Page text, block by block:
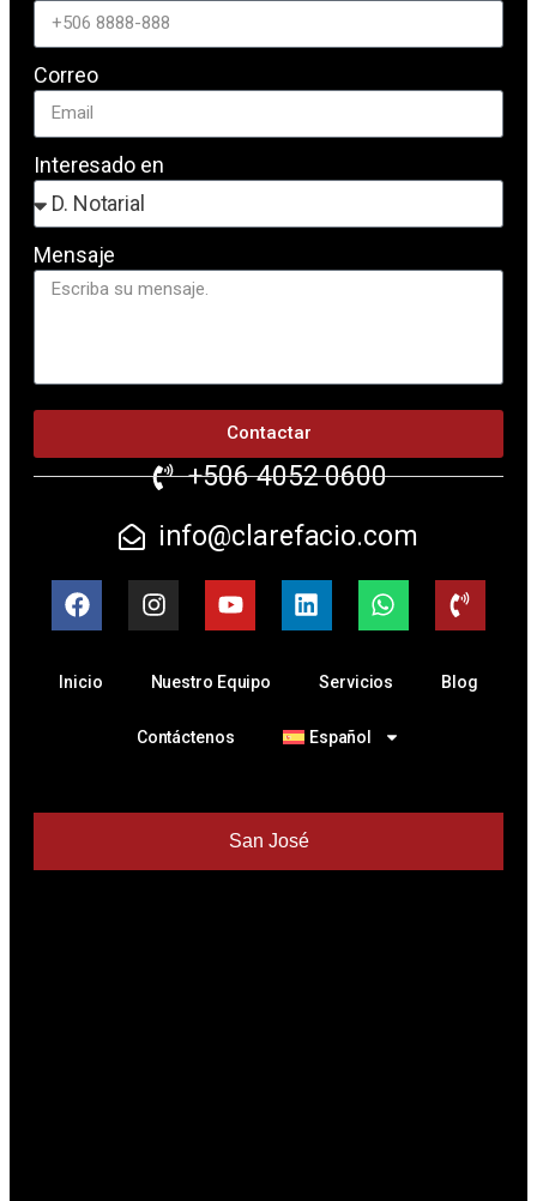
Correo
Interesado en
Mensaje
Contactar
+506 4052 0600
info@clarefacio.com
Inicio Nuestro Equipo Servicios Blog
Contáctenos Español
San José